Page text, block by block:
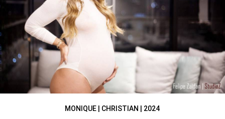
MONIQUE | CHRISTIAN | 2024